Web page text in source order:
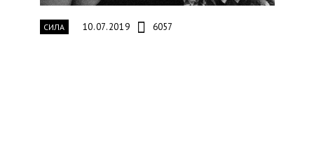
СИЛА 10.07.2019 6057